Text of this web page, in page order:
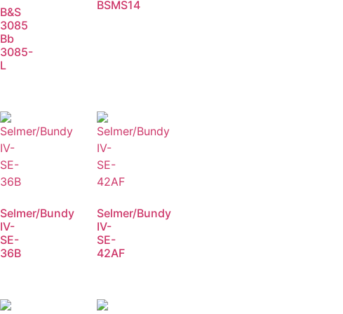
B&S
3085
Bb
3085-
L
BSMS14
Selmer/Bundy
IV-
SE-
36B
Selmer/Bundy
IV-
SE-
42AF